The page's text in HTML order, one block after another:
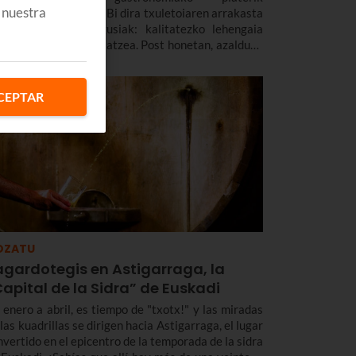
bat da. Bi dira txuletoiaren arrakasta
arrazoi nagusiak: kalitatezko lehengaia
eta mimoz prestatzea. Post honetan, azalduko
non jan dezakezun txuletoia Bilbon.
en Astigarraga, la
de la Sidra” de Euskadi
enero a abril, es tiempo de "txotx!" y las miradas
kuadrillas se dirigen hacia Astigarraga, el lugar
en el epicentro de la temporada de la sidra